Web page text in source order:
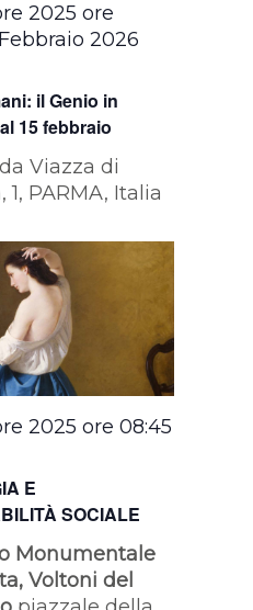
il Genio in
15 febbraio
2025 ore
2026
Viazza di
1, PARMA, Italia
E
SOCIALE
2025 ore 08:45
Monumentale
Voltoni del